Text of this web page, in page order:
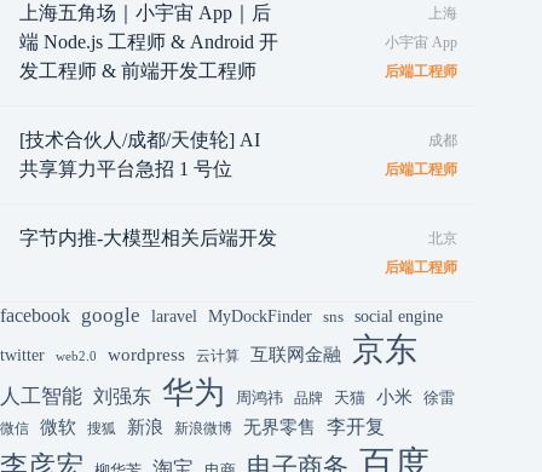
上海五角场｜小宇宙 App｜后
端 Node.js 工程师 & Android 开
发工程师 & 前端开发工程师
上海
小宇宙 App
后端工程师
[技术合伙人/成都/天使轮] AI
共享算力平台急招 1 号位
成都
后端工程师
字节内推-大模型相关后端开发
北京
后端工程师
facebook google laravel MyDockFinder sns social engine
twitter web2.0 wordpress 云计算 互联网金融 京东
人工智能 刘强东 华为 周鸿祎 品牌 天猫 小米 徐雷
微信 微软 搜狐 新浪 新浪微博 无界零售 李开复
电子商务 百度